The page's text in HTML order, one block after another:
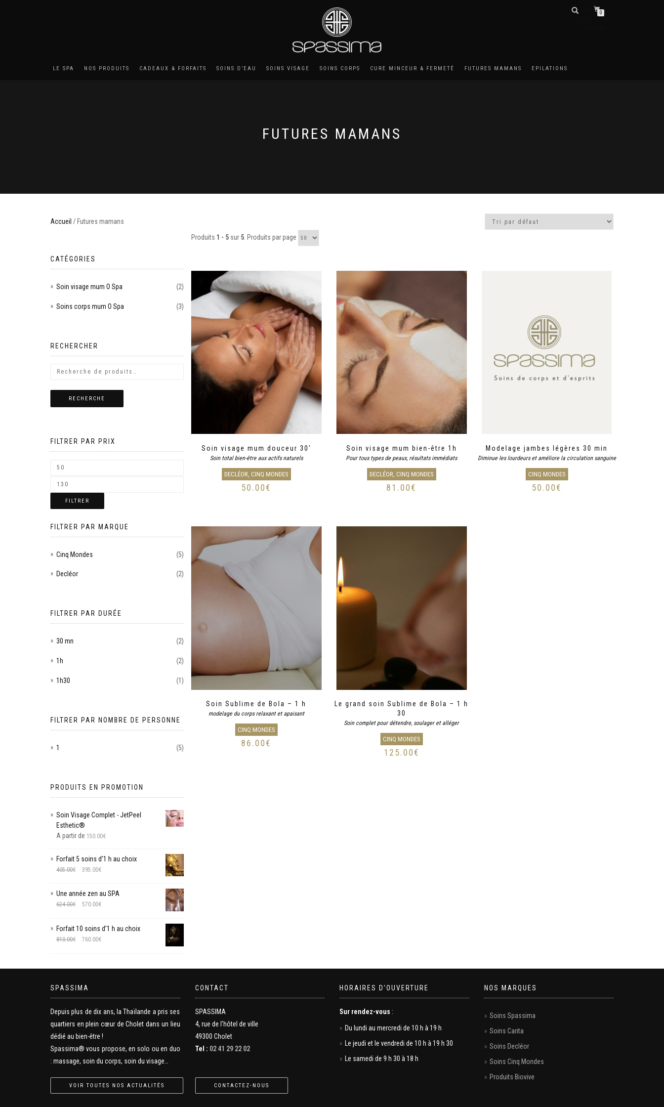
DÉTAILS
0
LE SPA NOS PRODUITS CADEAUX & FORFAITS SOINS D’EAU SOINS VISAGE SOINS CORPS CURE MINCEUR & FERMETÉ FUTURES MAMANS EPILATIONS
FUTURES MAMANS
Accueil / Futures mamans
Produits 1 - 5 sur 5 . Produits par page
Soin visage mum douceur 30′
Soin total bien-être aux actifs naturels
DECLÉOR, CINQ MONDES
50.00€
Soin visage mum bien-être 1h
Pour tous types de peaux, résultats immédiats
DECLÉOR, CINQ MONDES
81.00€
Modelage jambes légères 30 min
Diminue les lourdeurs et améliore la circulation sanguine
CINQ MONDES
50.00€
Soin Sublime de Bola – 1 h
modelage du corps relaxant et apaisant
CINQ MONDES
86.00€
Le grand soin Sublime de Bola – 1 h
30
Soin complet pour détendre, soulager et alléger
CINQ MONDES
125.00€
CATÉGORIES
Soin visage mum O Spa (2)
Soins corps mum O Spa (3)
RECHERCHER
RECHERCHE
FILTRER PAR PRIX
FILTRER
FILTRER PAR MARQUE
Cinq Mondes (5)
Decléor (2)
FILTRER PAR DURÉE
30 mn (2)
1h (2)
1h30 (1)
FILTRER PAR NOMBRE DE PERSONNE
1 (5)
PRODUITS EN PROMOTION
Soin Visage Complet - JetPeel
Esthetic®
A partir de 150.00€
Forfait 5 soins d’1 h au choix
405.00€ 395.00€
Une année zen au SPA
624.00€ 570.00€
Forfait 10 soins d’1 h au choix
810.00€ 760.00€
SPASSIMA
Depuis plus de dix ans, la Thaïlande a pris ses
quartiers en plein cœur de Cholet dans un lieu
dédié au bien-être !
Spassima® vous propose, en solo ou en duo
: massage, soin du corps, soin du visage…
VOIR TOUTES NOS ACTUALITÉS
CONTACT
SPASSIMA
4, rue de l'hôtel de ville
49300 Cholet
Tel : 02 41 29 22 02
CONTACTEZ-NOUS
HORAIRES D’OUVERTURE
Sur rendez-vous :
Du lundi au mercredi de 10 h à 19 h
Le jeudi et le vendredi de 10 h à 19 h 30
Le samedi de 9 h 30 à 18 h
NOS MARQUES
Soins Spassima
Soins Carita
Soins Decléor
Soins Cinq Mondes
Produits Biovive